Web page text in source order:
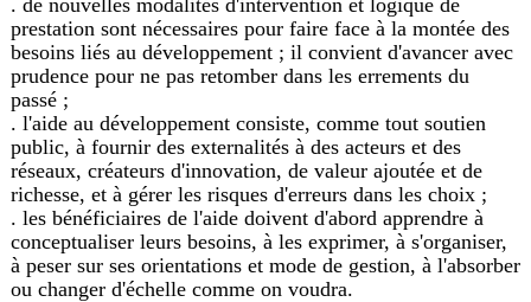
prestation sont nécessaires pour faire face à la montée des
besoins liés au développement ; il convient d'avancer avec
prudence pour ne pas retomber dans les errements du
passé ;
. l'aide au développement consiste, comme tout soutien
public, à fournir des externalités à des acteurs et des
réseaux, créateurs d'innovation, de valeur ajoutée et de
richesse, et à gérer les risques d'erreurs dans les choix ;
. les bénéficiaires de l'aide doivent d'abord apprendre à
conceptualiser leurs besoins, à les exprimer, à s'organiser,
à peser sur ses orientations et mode de gestion, à l'absorber
ou changer d'échelle comme on voudra.